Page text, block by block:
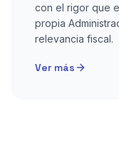
con el rigor que
propia
relevancia fiscal.
Ver más